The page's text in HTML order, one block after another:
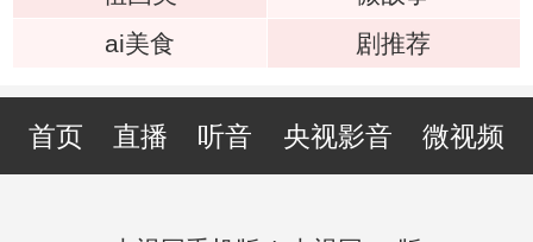
ai美食
剧推荐
首页 直播 听音 央视影音 微视频